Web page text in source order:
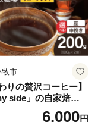
牧市
りの贅沢コーヒー】
side」の自家焙煎珈
ブレンド（200g）
6,000円